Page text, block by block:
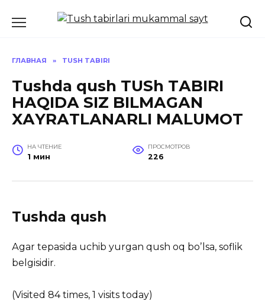
ГЛАВНАЯ » TUSH TABIRI
Tushda qush TUSh TАBIRI
HАQIDА SIZ BILMАGАN
XАYRАTLАNАRLI MАLUMOT
НА ЧТЕНИЕ
1 мин
ПРОСМОТРОВ
226
Tushda qush
Аgar tepasida uchib yurgan qush oq boʼlsa, soflik
belgisidir.
(Visited 84 times, 1 visits today)